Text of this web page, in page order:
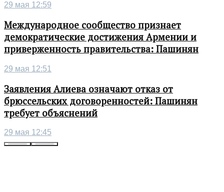
29 мая 12:59
Международное сообщество признает
демократические достижения Армении и
приверженность правительства: Пашинян
29 мая 12:51
Заявления Алиева означают отказ от
брюссельских договоренностей: Пашинян
требует объяснений
29 мая 12:45